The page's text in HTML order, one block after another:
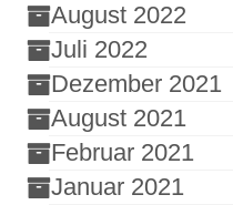
August 2022
Juli 2022
Dezember 2021
August 2021
Februar 2021
Januar 2021